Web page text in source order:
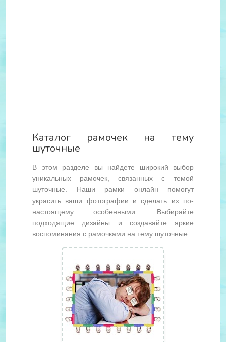
Каталог рамочек на тему
шуточные
В этом разделе вы найдете широкий выбор
уникальных рамочек, связанных с темой
шуточные. Наши рамки онлайн помогут
украсить ваши фотографии и сделать их по-
настоящему особенными. Выбирайте
подходящие дизайны и создавайте яркие
воспоминания с рамочками на тему шуточные.